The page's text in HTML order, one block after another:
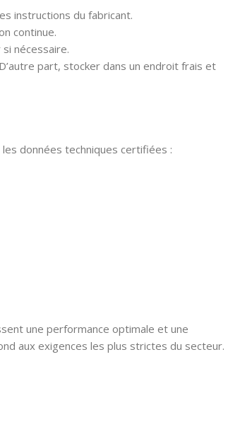
instructions du fabricant.
continue.
nécessaire.
part, stocker dans un endroit frais et
données techniques certifiées :
une performance optimale et une
aux exigences les plus strictes du secteur.